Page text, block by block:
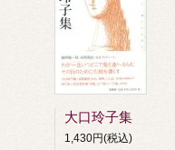
大口玲子集
1,430円(税込)